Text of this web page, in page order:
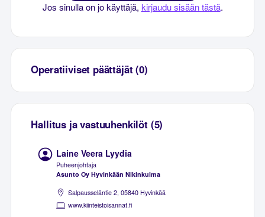
Jos sinulla on jo käyttäjä, kirjaudu sisään tästä.
Operatiiviset päättäjät (0)
Hallitus ja vastuuhenkilöt (5)
Laine Veera Lyydia
Puheenjohtaja
Asunto Oy Hyvinkään Nikinkulma
Salpausseläntie 2, 05840 Hyvinkää
www.kiinteistoisannat.fi